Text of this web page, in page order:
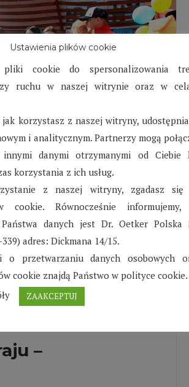
– wrzesień 2019
Dziecięcej w Karlinie. Impreza, jak
–
Ustawienia plików cookie
pliki cookie do spersonalizowania
ruchu w naszej witrynie oraz w
korzystasz z naszej witryny,
i analitycznym. Partnerzy mogą
danymi otrzymanymi od Ciebie
korzystania z ich usług.
z naszej witryny, zgadasz się
cookie. Równocześnie informujemy,
danych jest Dr. Oetker Polska
adres: Dickmana 14/15.
o przetwarzaniu danych osobowych
cookie znajdą Państwo w polityce cookie.
ZAAKCEPTUJ